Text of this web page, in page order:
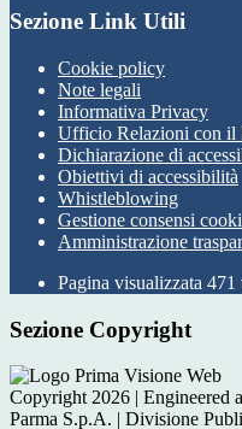
Sezione Link Utili
Cookie policy
Note legali
Informativa Privacy
Ufficio Relazioni con il
Dichiarazione di
Obiettivi di accessibilità
Whistleblowing
Gestione consensi
Amministrazione
Pagina visualizzata 471
Sezione Copyright
Copyright 2026 | Engineered
Parma S.p.A. | Divisione